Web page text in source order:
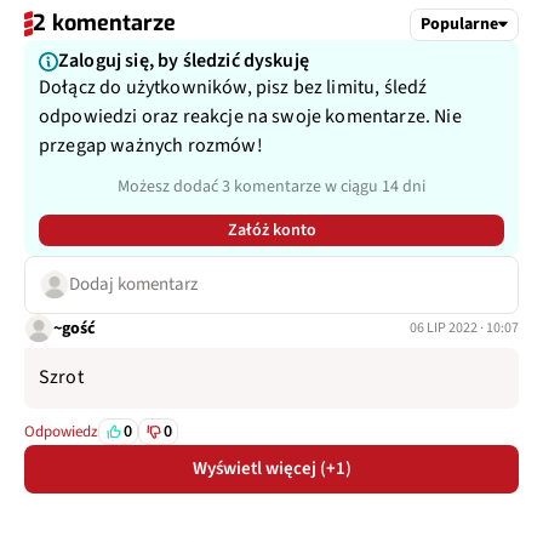
2 komentarze Popularne
Zaloguj się, by śledzić dyskuję
Dołącz do użytkowników, pisz bez limitu, śledź
odpowiedzi oraz reakcje na swoje komentarze. Nie
przegap ważnych rozmów!
Możesz dodać 3 komentarze w ciągu 14 dni
Załóż konto
Dodaj komentarz
~gość 06 LIP 2022 · 10:07
Szrot
Odpowiedz 0 0
Wyświetl więcej (+1)